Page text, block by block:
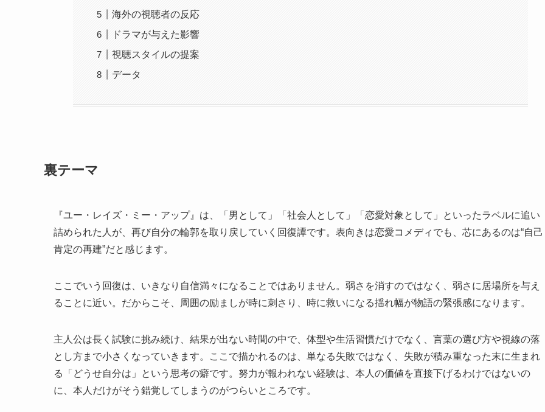
海外の視聴者の反応
ドラマが与えた影響
視聴スタイルの提案
データ
裏テーマ
『ユー・レイズ・ミー・アップ』は、「男として」「社会人として」「恋愛対象として」といったラベルに追い
詰められた人が、再び自分の輪郭を取り戻していく回復譚です。表向きは恋愛コメディでも、芯にあるのは“自己
肯定の再建”だと感じます。
ここでいう回復は、いきなり自信満々になることではありません。弱さを消すのではなく、弱さに居場所を与え
ることに近い。だからこそ、周囲の励ましが時に刺さり、時に救いになる揺れ幅が物語の緊張感になります。
主人公は長く試験に挑み続け、結果が出ない時間の中で、体型や生活習慣だけでなく、言葉の選び方や視線の落
とし方まで小さくなっていきます。ここで描かれるのは、単なる失敗ではなく、失敗が積み重なった末に生まれ
る「どうせ自分は」という思考の癖です。努力が報われない経験は、本人の価値を直接下げるわけではないの
に、本人だけがそう錯覚してしまうのがつらいところです。